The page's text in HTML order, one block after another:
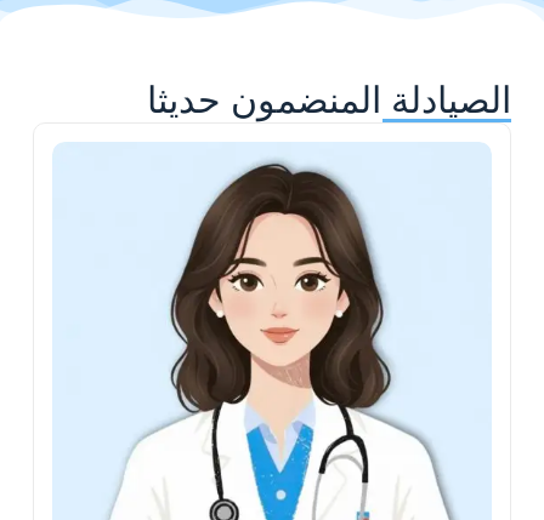
الصيادلة المنضمون حديثا